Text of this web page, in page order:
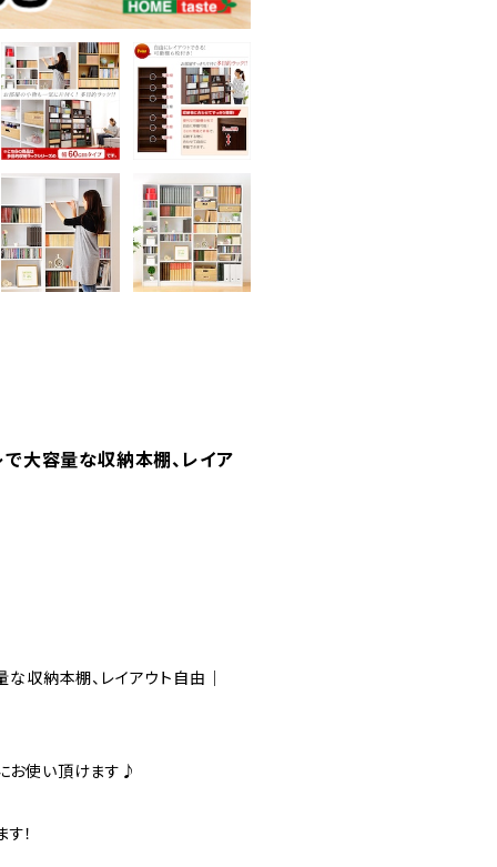
で大容量な収納本棚、レイア
な収納本棚、レイアウト自由｜
お使い頂けます♪
！